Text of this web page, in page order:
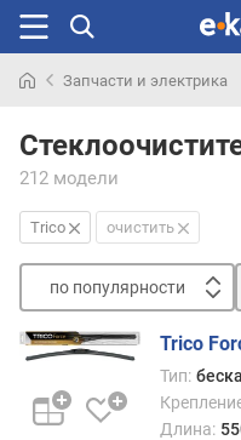
раньше
Запчасти и электрика
212 модели
Trico очистить
по популярности
п
о
п
Trico
Тип:
Длина: